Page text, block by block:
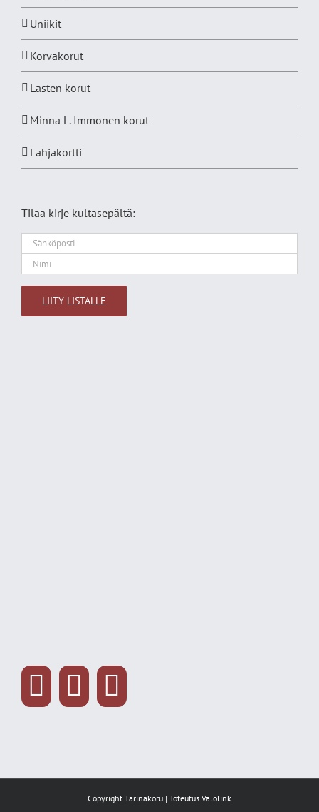
Uniikit
Korvakorut
Lasten korut
Minna L. Immonen korut
Lahjakortti
Tilaa kirje kultasepältä:
Copyright Tarinakoru | Toteutus Valolink